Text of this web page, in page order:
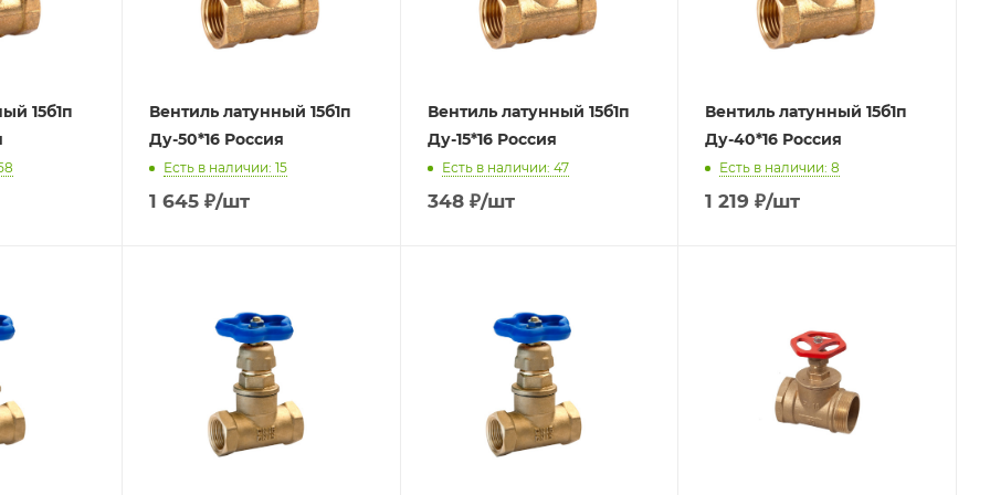
15б1п
Вентиль латунный 15б1п
Ду-50*16 Россия
Есть в наличии: 15
1 645₽/шт
Вентиль латунный 15б1п
Ду-15*16 Россия
Есть в наличии: 47
348₽/шт
Вентиль латунный 15б1п
Ду-40*16 Россия
Есть в наличии: 8
1 219 ₽/шт